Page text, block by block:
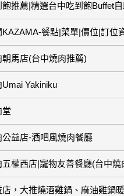
飽推薦|精選台中吃到飽Buffet
KAZAMA-餐點|菜單|價位|訂位
朝馬店(台中燒肉推薦)
Umai Yakiniku
堂
公益店-酒吧風燒肉餐廳
五權西店|寵物友善餐廳(台中燒
店，大推燒酒雞鍋、麻油雞鍋